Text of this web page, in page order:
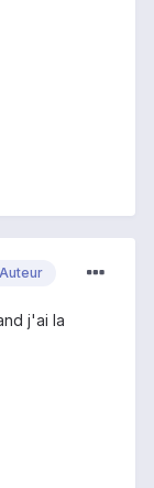
Auteur
j'ai la